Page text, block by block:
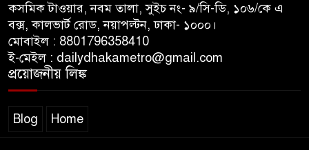
কসমিক টাওয়ার, নবম তালা, সুইচ নং- ৯/সি-ডি, ১০৬/কে এ
বক্স, কালভার্ট রোড, নয়াপল্টন, ঢাকা- ১০০০।
মোবাইল : 8801796358410
ই-মেইল : dailydhakametro@gmail.com
প্রয়োজনীয় লিঙ্ক
Blog Home